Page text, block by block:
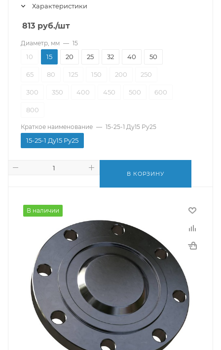
Характеристики
813 руб./шт
Диаметр, мм — 15
10 15 20 25 32 40 50
65 80 125 150 200 250
300 350 400 450 500 600
800
Краткое наименование — 15-25-1 Ду15 Ру25
15-25-1 Ду15 Ру25
В КОРЗИНУ
В наличии